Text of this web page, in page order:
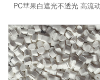
PC苹果白遮光不透光 高流